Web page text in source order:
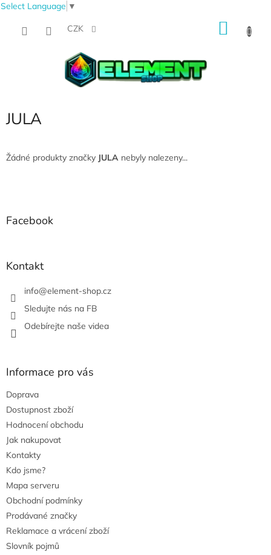
Select Language ▼
CZK
JULA
Žádné produkty značky JULA nebyly nalezeny...
Facebook
Kontakt
info@element-shop.cz
Sledujte nás na FB
Odebírejte naše videa
Informace pro vás
Doprava
Dostupnost zboží
Hodnocení obchodu
Jak nakupovat
Kontakty
Kdo jsme?
Mapa serveru
Obchodní podmínky
Prodávané značky
Reklamace a vrácení zboží
Slovník pojmů